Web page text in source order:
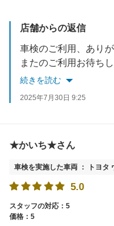
店舗からの返信
またのご利用お待ち
続きを読む
2025年7月30日 9:25
★かいち★さん
車検を実施した車両 ： トヨタ
5.0
スタッフの対応：5
価格：5